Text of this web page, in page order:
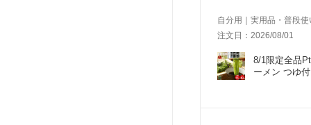
オマケまで付けて頂
こんにゃく独特の匂
があります。オスス
私が試したアレンジ
沢山ストック出来た
自分用｜実用品・普段
注文日：2026/08/01
8/1限定全品
ーメン つゆ